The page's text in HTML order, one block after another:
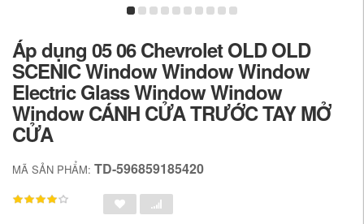
Áp dụng 05 06 Chevrolet OLD OLD
SCENIC Window Window Window
Electric Glass Window Window
Window CÁNH CỬA TRƯỚC TAY MỞ
CỬA
MÃ SẢN PHẨM: TD-596859185420